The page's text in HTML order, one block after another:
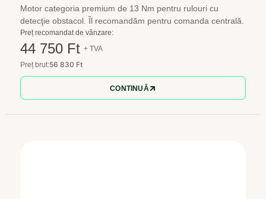
Motor categoria premium de 13 Nm pentru rulouri cu
detecţie obstacol. Îl recomandăm pentru comanda centrală.
Preț recomandat de vânzare:
44 750 Ft + TVA
Preț brut:56 830 Ft
CONTINUĂ